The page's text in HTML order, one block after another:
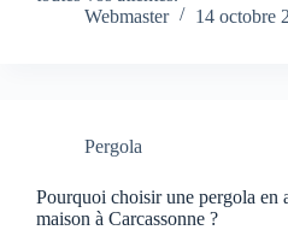
Webmaster
14 octobre
Pergola
Pourquoi choisir une pergola en
maison à Carcassonne ?